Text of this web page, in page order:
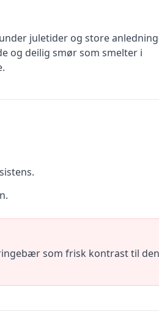
juletider og store
og deilig smør som smelter i
som frisk kontrast til den